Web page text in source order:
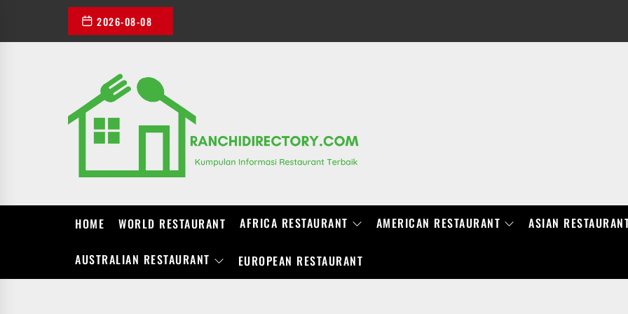
the
2026-08-08
HOME WORLD RESTAURANT AFRICA RESTAURANT AMERICAN RESTAURANT ASIAN
AUSTRALIAN RESTAURANT EUROPEAN RESTAURANT